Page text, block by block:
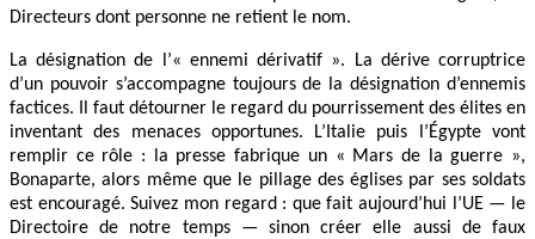
Directeurs dont personne ne retient le nom.
La désignation de l’« ennemi dérivatif ». La dérive corruptrice
d’un pouvoir s’accompagne toujours de la désignation d’ennemis
factices. Il faut détourner le regard du pourrissement des élites en
inventant des menaces opportunes. L’Italie puis l’Égypte vont
remplir ce rôle : la presse fabrique un « Mars de la guerre »,
Bonaparte, alors même que le pillage des églises par ses soldats
est encouragé. Suivez mon regard : que fait aujourd’hui l’UE — le
Directoire de notre temps — sinon créer elle aussi de faux